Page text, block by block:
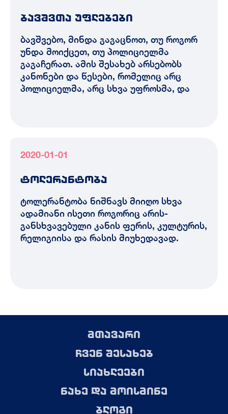
ბავშვთა უფლებები
ბავშვებო, მინდა გაგაცნოთ, თუ როგორ
უნდა მოიქცეთ, თუ პოლიციელმა
გაგაჩერათ. ამის შესახებ არსებობს
კანონები და წესები, რომელიც არც
პოლიციელმა, არც სხვა უფროსმა, და
2020-01-01
ტოლერანტობა
ტოლერანტობა ნიშნავს მიიღო სხვა
ადამიანი ისეთი როგორიც არის-
განსხვავებული კანის ფერის, კულტურის,
რელიგიისა და რასის მიუხედავად.
მთავარი
ჩვენ შესახებ
სიახლეები
ნახე და მოისმინე
ბლოგი